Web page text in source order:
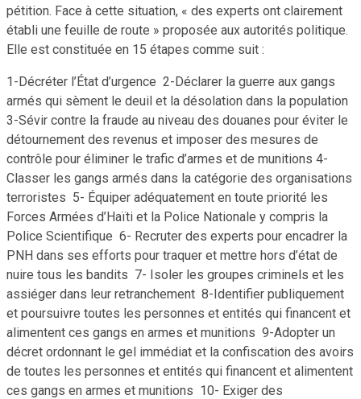
pétition. Face à cette situation, « des experts ont clairement
établi une feuille de route » proposée aux autorités politique.
Elle est constituée en 15 étapes comme suit :
1-Décréter l’État d’urgence 2-Déclarer la guerre aux gangs
armés qui sèment le deuil et la désolation dans la population
3-Sévir contre la fraude au niveau des douanes pour éviter le
détournement des revenus et imposer des mesures de
contrôle pour éliminer le trafic d’armes et de munitions 4-
Classer les gangs armés dans la catégorie des organisations
terroristes 5- Équiper adéquatement en toute priorité les
Forces Armées d’Haïti et la Police Nationale y compris la
Police Scientifique 6- Recruter des experts pour encadrer la
PNH dans ses efforts pour traquer et mettre hors d’état de
nuire tous les bandits 7- Isoler les groupes criminels et les
assiéger dans leur retranchement 8-Identifier publiquement
et poursuivre toutes les personnes et entités qui financent et
alimentent ces gangs en armes et munitions 9-Adopter un
décret ordonnant le gel immédiat et la confiscation des avoirs
de toutes les personnes et entités qui financent et alimentent
ces gangs en armes et munitions 10- Exiger des